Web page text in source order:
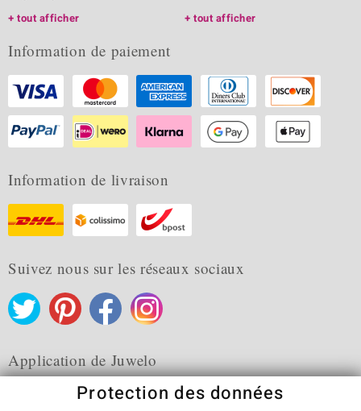
tout afficher
tout afficher
Information de paiement
Information de livraison
Suivez nous sur les réseaux sociaux
Application de Juwelo
Protection des données